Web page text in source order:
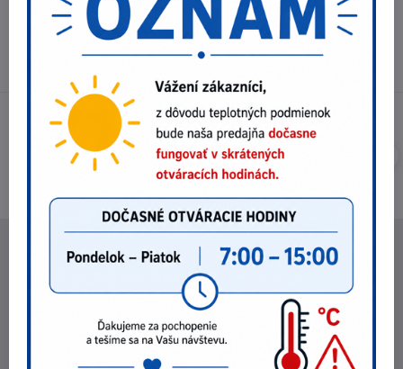
Otváracie hodiny
Pondelok - Piatok 8:00 - 16:00 hod.
(obed 11:30 - 12:30 hod.)
NEBEX s.r.o.
O spoločnosti
Fakturačné údaje
Fotogaléria